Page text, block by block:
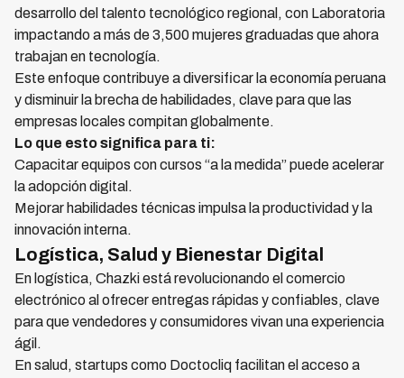
desarrollo del talento tecnológico regional, con Laboratoria
impactando a más de 3,500 mujeres graduadas que ahora
trabajan en tecnología.
Este enfoque contribuye a diversificar la economía peruana
y disminuir la brecha de habilidades, clave para que las
empresas locales compitan globalmente.
Lo que esto significa para ti:
Capacitar equipos con cursos “a la medida” puede acelerar
la adopción digital.
Mejorar habilidades técnicas impulsa la productividad y la
innovación interna.
Logística, Salud y Bienestar Digital
En logística, Chazki está revolucionando el comercio
electrónico al ofrecer entregas rápidas y confiables, clave
para que vendedores y consumidores vivan una experiencia
ágil.
En salud, startups como Doctocliq facilitan el acceso a